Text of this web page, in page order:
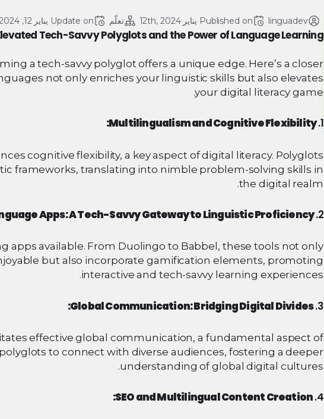
linguadev
Published on يناير 12th, 2024 تعلّم Update on يناير 12, 2024
Tech-Savvy Polyglots and the Power of Language Learning
a tech-savvy polyglot offers a unique edge. Here’s a closer
not only enriches your linguistic skills but also elevates
your digital literacy game.
1.
Multilingualism and Cognitive Flexibility:
cognitive flexibility, a key aspect of digital literacy. Polyglots
frameworks, translating into nimble problem-solving skills in
the digital realm.
2.
Apps: A Tech-Savvy Gateway to Linguistic Proficiency:
apps available. From Duolingo to Babbel, these tools not only
but also incorporate gamification elements, promoting
interactive and tech-savvy learning experiences.
3.
Global Communication: Bridging Digital Divides:
effective global communication, a fundamental aspect of
to connect with diverse audiences, fostering a deeper
understanding of global digital cultures.
4.
SEO and Multilingual Content Creation: